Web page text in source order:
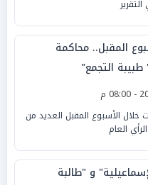
المقبل.. محاكمة
التجمع"
الأسبوع المقبل العديد من
العام
و "طالبة